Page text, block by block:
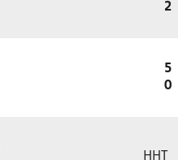
2
5
0
HHT